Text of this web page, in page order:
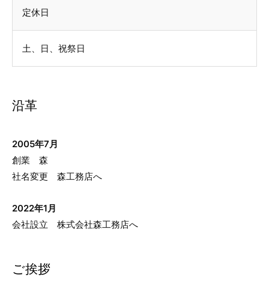
定休日
土、日、祝祭日
沿革
2005年7月
創業 森
社名変更 森工務店へ
2022年1月
会社設立 株式会社森工務店へ
ご挨拶